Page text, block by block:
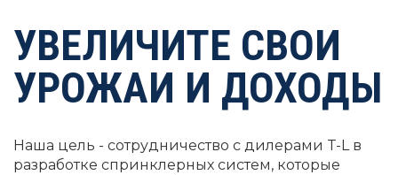
УВЕЛИЧИТЕ СВОИ
УРОЖАИ И ДОХОДЫ
Наша цель - сотрудничество с дилерами T-L в
разработке спринклерных систем, которые